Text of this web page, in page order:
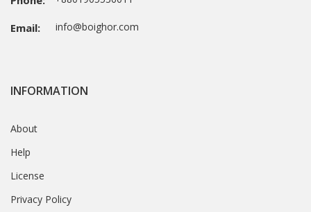
Email: info@boighor.com
INFORMATION
About
Help
License
Privacy Policy